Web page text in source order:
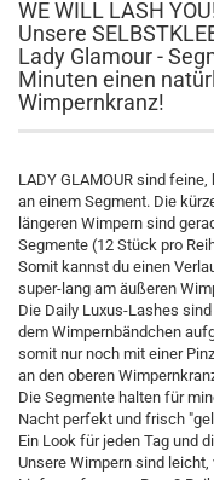
WE WILL LASH
Unsere
Lady Glamour -
Minuten einen
Wimpernkranz!
LADY GLAMOUR sind feine,
an einem Segment. Die
längeren Wimpern sind
Segmente (12 Stück pro
Somit kannst du einen
super-lang am äußeren
Die Daily Luxus-Lashes
dem Wimpernbändchen
somit nur noch mit einer
an den oberen
Die Segmente halten für
Nacht perfekt und frisch
Ein Look für jeden Tag und
Unsere Wimpern sind